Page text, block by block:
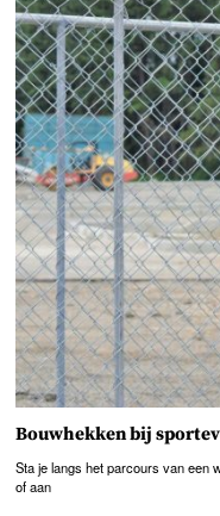
Bouwhekken bij
Sta je langs het parcours van een
of aan